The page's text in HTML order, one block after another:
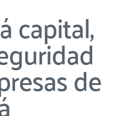
capital,
de